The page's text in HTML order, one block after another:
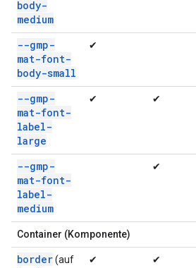
body-
medium
--gmp-
mat-font-
body-small
✔
--gmp-
mat-font-
label-
large
✔ ✔
--gmp-
mat-font-
label-
medium
✔
Container (Komponente)
border(auf
✔ ✔